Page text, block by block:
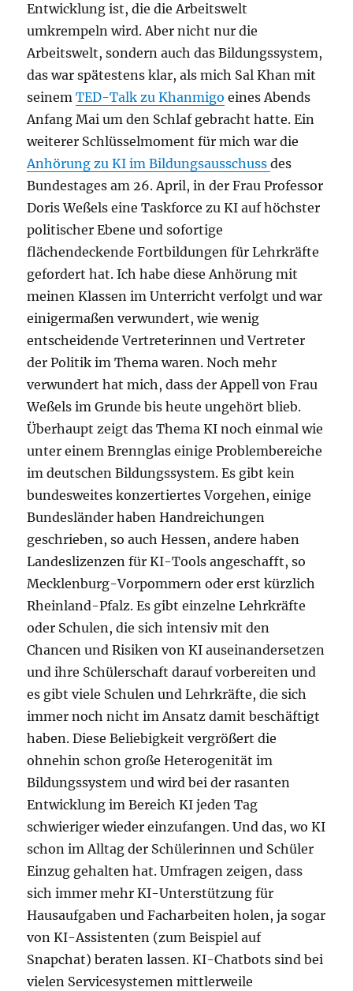
Entwicklung ist, die die Arbeitswelt
umkrempeln wird. Aber nicht nur die
Arbeitswelt, sondern auch das Bildungssystem,
das war spätestens klar, als mich Sal Khan mit
seinemTED-Talk zu Khanmigo eines Abends
Anfang Mai um den Schlaf gebracht hatte. Ein
weiterer Schlüsselmoment für mich war die
Anhörung zu KI im Bildungsausschussdes
Bundestages am 26. April, in der Frau Professor
Doris Weßels eine Taskforce zu KI auf höchster
politischer Ebene und sofortige
flächendeckende Fortbildungen für Lehrkräfte
gefordert hat. Ich habe diese Anhörung mit
meinen Klassen im Unterricht verfolgt und war
einigermaßen verwundert, wie wenig
entscheidende Vertreterinnen und Vertreter
der Politik im Thema waren. Noch mehr
verwundert hat mich, dass der Appell von Frau
Weßels im Grunde bis heute ungehört blieb.
Überhaupt zeigt das Thema KI noch einmal wie
unter einem Brennglas einige Problembereiche
im deutschen Bildungssystem. Es gibt kein
bundesweites konzertiertes Vorgehen, einige
Bundesländer haben Handreichungen
geschrieben, so auch Hessen, andere haben
Landeslizenzen für KI-Tools angeschafft, so
Mecklenburg-Vorpommern oder erst kürzlich
Rheinland-Pfalz. Es gibt einzelne Lehrkräfte
oder Schulen, die sich intensiv mit den
Chancen und Risiken von KI auseinandersetzen
und ihre Schülerschaft darauf vorbereiten und
es gibt viele Schulen und Lehrkräfte, die sich
immer noch nicht im Ansatz damit beschäftigt
haben. Diese Beliebigkeit vergrößert die
ohnehin schon große Heterogenität im
Bildungssystem und wird bei der rasanten
Entwicklung im Bereich KI jeden Tag
schwieriger wieder einzufangen. Und das, wo KI
schon im Alltag der Schülerinnen und Schüler
Einzug gehalten hat. Umfragen zeigen, dass
sich immer mehr KI-Unterstützung für
Hausaufgaben und Facharbeiten holen, ja sogar
von KI-Assistenten (zum Beispiel auf
Snapchat) beraten lassen. KI-Chatbots sind bei
vielen Servicesystemen mittlerweile